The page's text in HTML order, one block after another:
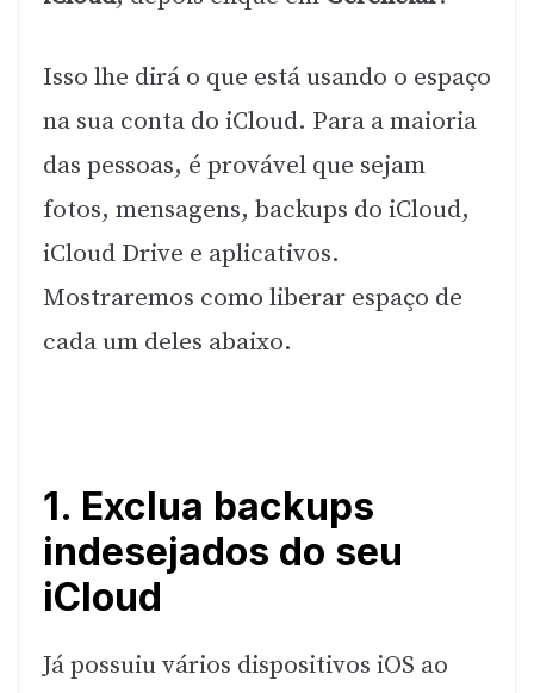
Isso lhe dirá o que está usando o espaço
na sua conta do iCloud. Para a maioria
das pessoas, é provável que sejam
fotos, mensagens, backups do iCloud,
iCloud Drive e aplicativos.
Mostraremos como liberar espaço de
cada um deles abaixo.
1. Exclua backups
indesejados do seu
iCloud
Já possuiu vários dispositivos iOS ao